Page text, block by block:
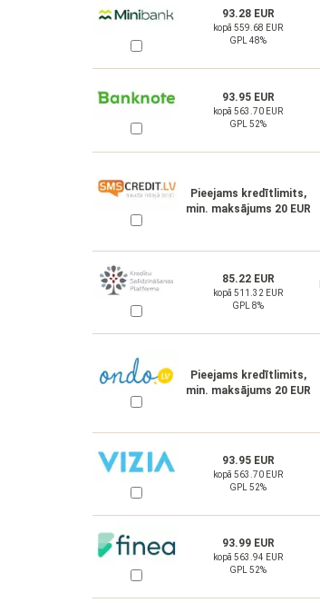
93.28 EUR
kopā 559.68 EUR
GPL 48%
93.95 EUR
kopā 563.70 EUR
GPL 52%
Pieejams kredītlimits,
min. maksājums 20 EUR
85.22 EUR
kopā 511.32 EUR
GPL 8%
Pieejams kredītlimits,
min. maksājums 20 EUR
93.95 EUR
kopā 563.70 EUR
GPL 52%
93.99 EUR
kopā 563.94 EUR
GPL 52%